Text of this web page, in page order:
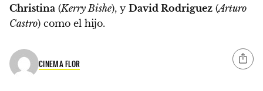
Christina (Kerry Bishe), y David Rodriguez (Arturo
Castro) como el hijo.
CINEMA FLOR